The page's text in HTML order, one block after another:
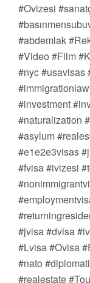
#Ovizesi
#abdemlak
#Video #Film
#nyc #usavisas
#investment
#naturalization
#asylum
#e1e2e3visas
#fvisa #ivizesi
#jvisa #dvisa
#Lvisa #Ovisa
#nato
#realestate